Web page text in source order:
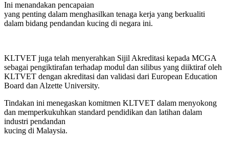
Ini menandakan pencapaian
yang penting dalam menghasilkan tenaga kerja yang berkualiti
dalam bidang pendandan kucing di negara ini.
KLTVET juga telah menyerahkan Sijil Akreditasi kepada MCGA
sebagai pengiktirafan terhadap modul dan silibus yang diiktiraf oleh
KLTVET dengan akreditasi dan validasi dari European Education
Board dan Alzette University.
Tindakan ini menegaskan komitmen KLTVET dalam menyokong
dan memperkukuhkan standard pendidikan dan latihan dalam
industri pendandan
kucing di Malaysia.